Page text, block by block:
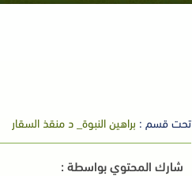
تحت قسم : براهين النبوة_ د منقذ السقار
شارك المحتوي بواسطة :